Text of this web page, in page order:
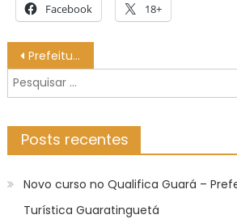
Facebook 18+
Navegação
de
Post
Prefeitura paga salário de servidores municipais nesta terça-feira (30) – Prefeitura Municipal de Bonito
Pesquisar
por:
Posts recentes
Novo curso no Qualifica Guará –
Turística Guaratinguetá